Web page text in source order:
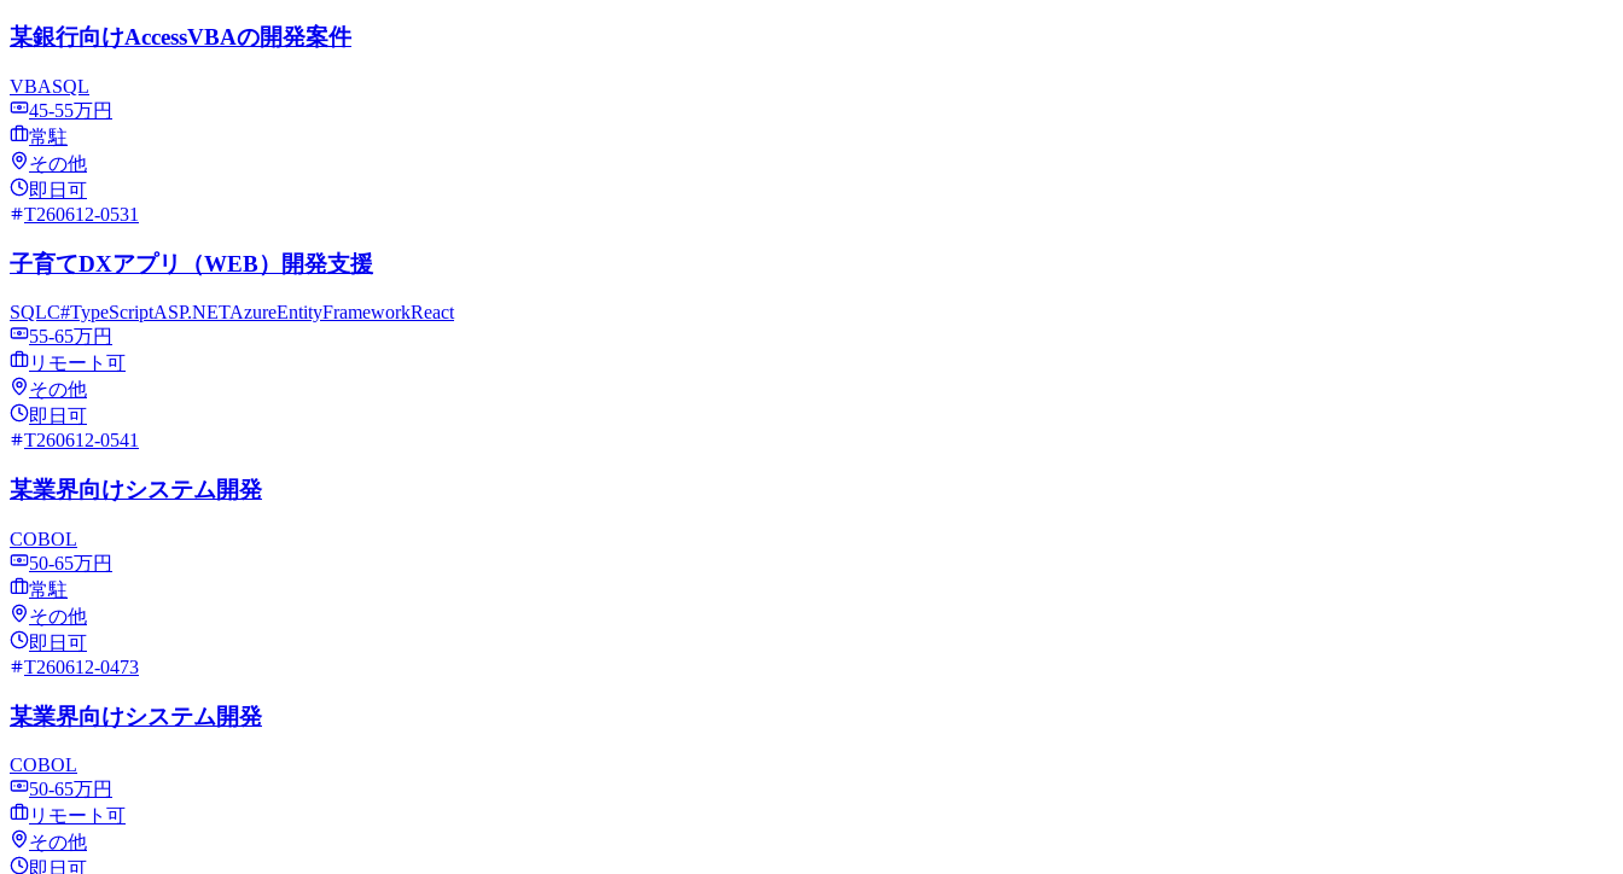
某銀行向けAccessVBAの開発案件
VBASQL
45-55万円
常駐
その他
即日可
T260612-0531
子育てDXアプリ（WEB）開発支援
SQLC#TypeScriptASP.NETAzureEntityFrameworkReact
55-65万円
リモート可
その他
即日可
T260612-0541
某業界向けシステム開発
COBOL
50-65万円
常駐
その他
即日可
T260612-0473
某業界向けシステム開発
COBOL
50-65万円
リモート可
その他
即日可